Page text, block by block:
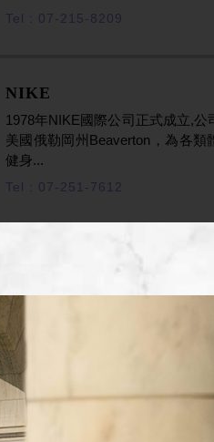
Tel : 07-215-8209
NIKE
1978年NIKE國際公司正式成立,公
美國俄勒岡州Beaverton，為各類
健身...
Tel : 07-251-7612
PUMA® 是全球首屈一指的運動
以及配件產品。
Tel : 070-10160756